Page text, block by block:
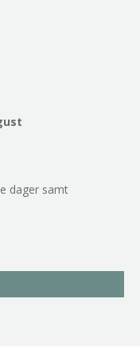
dager samt